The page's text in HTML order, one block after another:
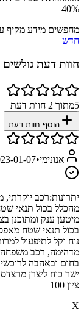
40%
מחפשים מידע מקיף
חדש
חוות דעת
5מתוך 2 חוות דעת
הוסף חוות דעת
אנונימי•
01-07
יתרונות:רכב יוקרתי,
מהכלל בכול תנאי
מיטען ענק ומתוכנן
בכול תנאי שטח
נוח וקל לתיפעול
מדהימה, רכב
בחום ובאהבה
ישר כוח ליצרן
ציון 100
X